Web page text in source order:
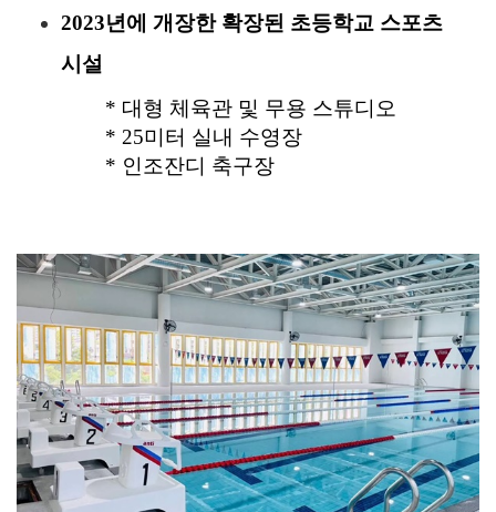
2023년에 개장한 확장된 초등학교 스포츠
시설
* 대형 체육관 및 무용 스튜디오
* 25미터 실내 수영장
* 인조잔디 축구장